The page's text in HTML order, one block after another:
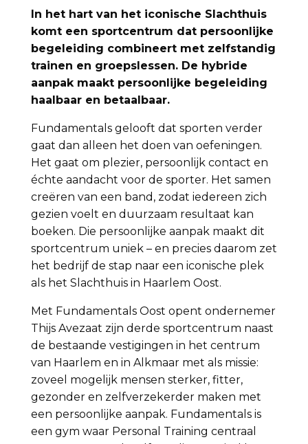
In het hart van het iconische Slachthuis
komt een sportcentrum dat persoonlijke
begeleiding combineert met zelfstandig
trainen en groepslessen. De hybride
aanpak maakt persoonlijke begeleiding
haalbaar en betaalbaar.
Fundamentals gelooft dat sporten verder
gaat dan alleen het doen van oefeningen.
Het gaat om plezier, persoonlijk contact en
échte aandacht voor de sporter. Het samen
creëren van een band, zodat iedereen zich
gezien voelt en duurzaam resultaat kan
boeken. Die persoonlijke aanpak maakt dit
sportcentrum uniek – en precies daarom zet
het bedrijf de stap naar een iconische plek
als het Slachthuis in Haarlem Oost.
Met Fundamentals Oost opent ondernemer
Thijs Avezaat zijn derde sportcentrum naast
de bestaande vestigingen in het centrum
van Haarlem en in Alkmaar met als missie:
zoveel mogelijk mensen sterker, fitter,
gezonder en zelfverzekerder maken met
een persoonlijke aanpak. Fundamentals is
een gym waar Personal Training centraal